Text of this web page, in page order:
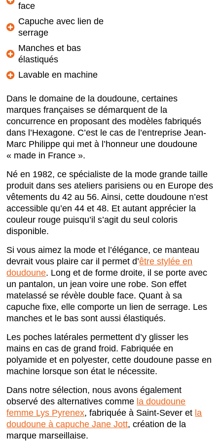
face
Capuche avec lien de
serrage
Manches et bas
élastiqués
Lavable en machine
Dans le domaine de la doudoune, certaines
marques françaises se démarquent de la
concurrence en proposant des modèles fabriqués
dans l’Hexagone. C’est le cas de l’entreprise Jean-
Marc Philippe qui met à l’honneur une doudoune
« made in France ».
Né en 1982, ce spécialiste de la mode grande taille
produit dans ses ateliers parisiens ou en Europe des
vêtements du 42 au 56. Ainsi, cette doudoune n’est
accessible qu’en 44 et 48. Et autant apprécier la
couleur rouge puisqu’il s’agit du seul coloris
disponible.
Si vous aimez la mode et l’élégance, ce manteau
devrait vous plaire car il permet d’être stylée en
doudoune. Long et de forme droite, il se porte avec
un pantalon, un jean voire une robe. Son effet
matelassé se révèle double face. Quant à sa
capuche fixe, elle comporte un lien de serrage. Les
manches et le bas sont aussi élastiqués.
Les poches latérales permettent d’y glisser les
mains en cas de grand froid. Fabriquée en
polyamide et en polyester, cette doudoune passe en
machine lorsque son état le nécessite.
Dans notre sélection, nous avons également
observé des alternatives comme la doudoune
femme Lys Pyrenex, fabriquée à Saint-Sever et la
doudoune à capuche Jane Jott, création de la
marque marseillaise.